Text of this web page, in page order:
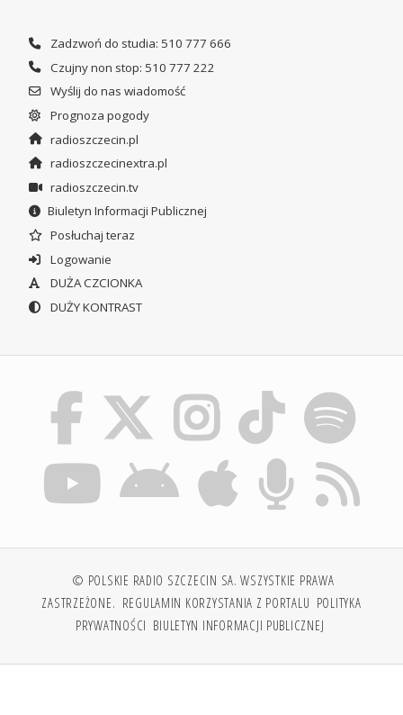
Zadzwoń do studia: 510 777 666
Czujny non stop: 510 777 222
Wyślij do nas wiadomość
Prognoza pogody
radioszczecin.pl
radioszczecinextra.pl
radioszczecin.tv
Biuletyn Informacji Publicznej
Posłuchaj teraz
Logowanie
DUŻA CZCIONKA
DUŻY KONTRAST
© POLSKIE RADIO SZCZECIN SA. WSZYSTKIE PRAWA
ZASTRZEŻONE. REGULAMIN KORZYSTANIA Z PORTALU POLITYKA
PRYWATNOŚCI BIULETYN INFORMACJI PUBLICZNEJ